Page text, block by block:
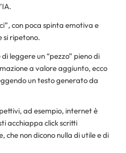
con poca spinta emotiva e
si ripetono.
leggere un “pezzo” pieno di
a valore aggiunto, ecco
un testo generato da
ad esempio, internet è
acchiappa click scritti
che non dicono nulla di utile e di